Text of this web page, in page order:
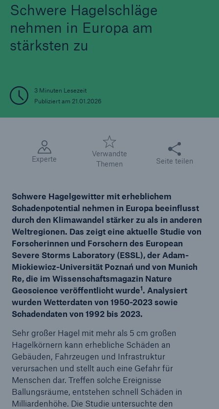
Schwere Hagelschläge
nehmen in Europa am
stärksten zu
3 Minuten Lesezeit
Publiziert am 21.01.2026
Experte
Verwandte
Themen
Diese Seite
Seite teilen
Schwere Hagelgewitter mit erheblichem
Schadenpotential nehmen in Europa beeinflusst
durch den Klimawandel stärker zu als in anderen
Weltregionen. Das zeigt eine aktuelle Studie von
Forscherinnen und Forschern des European
Severe Storms Laboratory (ESSL), der Adam-
Mickiewicz-Universität Poznań und von Munich
Re, die im Wissenschaftsmagazin Nature
Geoscience veröffentlicht wurde1. Analysiert
wurden Wetterdaten von 1950-2023 sowie
Schadendaten von 1992 bis 2023.
Sehr großer Hagel mit mehr als 5 cm großen
Hagelkörnern kann erhebliche Schäden an
Gebäuden, Fahrzeugen und Infrastruktur
verursachen und stellt auch eine Gefahr für
Menschen dar. Treffen solche Ereignisse
Ballungsräume, entstehen schnell Schäden in
Milliardenhöhe. Die Studie untersuchte den
Reinsurance Property/Casualty
Versicherungslücke: der Anteil der nicht
versicherten Schäden aus Naturkatastrophen
seit 1980 beträgt
71.8%